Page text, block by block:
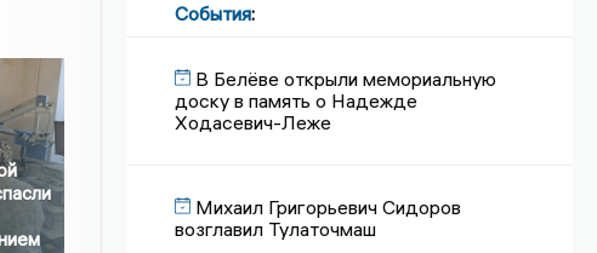
События:
В Белёве открыли мемориальную
доску в память о Надежде
Ходасевич-Леже
Михаил Григорьевич Сидоров
возглавил Тулаточмаш